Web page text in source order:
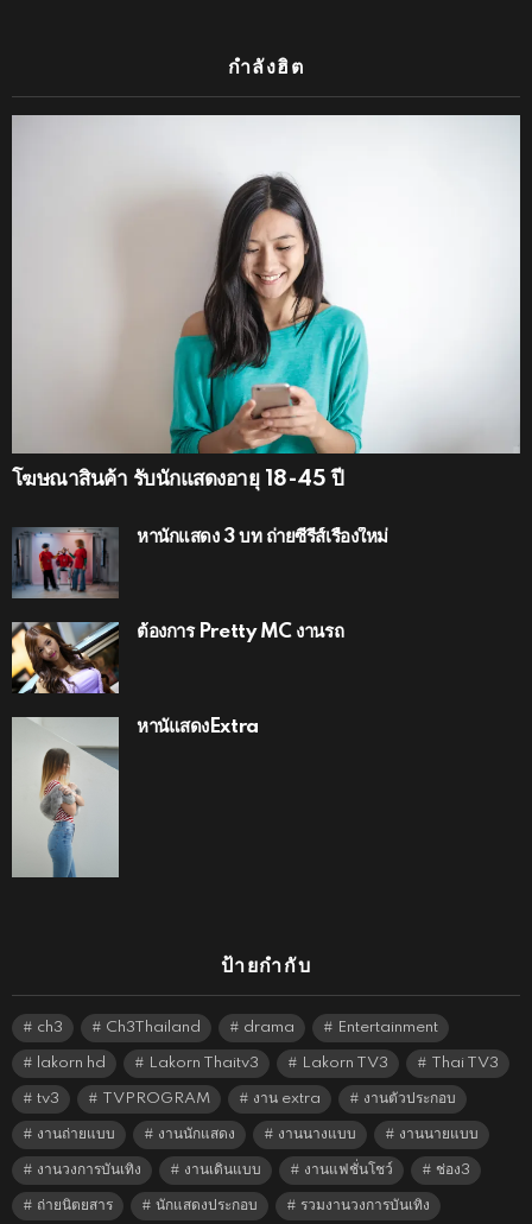
กำลังฮิต
โฆษณาสินค้า รับนักแสดงอายุ 18-45 ปี
หานักแสดง 3 บท ถ่ายซีรีส์เรื่องใหม่
ต้องการ Pretty MC งานรถ
หานัแสดงExtra
ป้ายกำกับ
ch3 Ch3Thailand drama Entertainment
lakorn hd Lakorn Thaitv3 Lakorn TV3 Thai TV3
tv3 TVPROGRAM งาน extra งานตัวประกอบ
งานถ่ายแบบ งานนักแสดง งานนางแบบ งานนายแบบ
งานวงการบันเทิง งานเดินแบบ งานแฟชั่นโชว์ ช่อง3
ถ่ายนิตยสาร นักแสดงประกอบ รวมงานวงการบันเทิง